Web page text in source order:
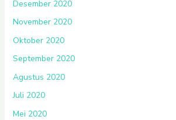
Desember 2020
November 2020
Oktober 2020
September 2020
Agustus 2020
Juli 2020
Mei 2020